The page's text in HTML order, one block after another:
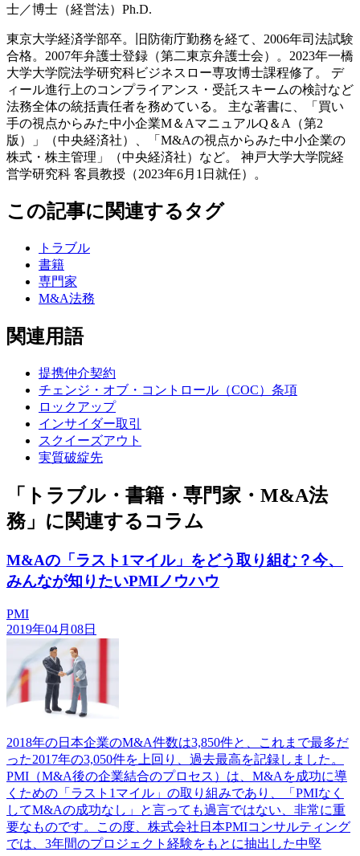
士／博士（経営法）Ph.D.
東京大学経済学部卒。旧防衛庁勤務を経て、2006年司法試験
合格。2007年弁護士登録（第二東京弁護士会）。2023年一橋
大学大学院法学研究科ビジネスロー専攻博士課程修了。 デ
ィール進行上のコンプライアンス・受託スキームの検討など
法務全体の統括責任者を務めている。 主な著書に、「買い
手の視点からみた中小企業M＆AマニュアルQ＆A（第2
版）」（中央経済社）、「M&Aの視点からみた中小企業の
株式・株主管理」（中央経済社）など。 神戸大学大学院経
営学研究科 客員教授（2023年6月1日就任）。
この記事に関連するタグ
トラブル
書籍
専門家
M&A法務
関連用語
提携仲介契約
チェンジ・オブ・コントロール（COC）条項
ロックアップ
インサイダー取引
スクイーズアウト
実質破綻先
「トラブル・書籍・専門家・M&A法
務」に関連するコラム
M&Aの「ラスト1マイル」をどう取り組む？今、
みんなが知りたいPMIノウハウ
PMI
2019年04月08日
2018年の日本企業のM&A件数は3,850件と、これまで最多だ
った2017年の3,050件を上回り、過去最高を記録しました。
PMI（M&A後の企業結合のプロセス）は、M&Aを成功に導
くための「ラスト1マイル」の取り組みであり、「PMIなく
してM&Aの成功なし」と言っても過言ではない、非常に重
要なものです。この度、株式会社日本PMIコンサルティング
では、3年間のプロジェクト経験をもとに抽出した中堅